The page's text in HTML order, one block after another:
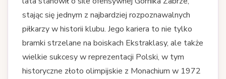
stając się jednym z najbardziej rozpoznawalnych
piłkarzy w historii klubu. Jego kariera to nie tylko
bramki strzelane na boiskach Ekstraklasy, ale także
wielkie sukcesy w reprezentacji Polski, w tym
historyczne złoto olimpijskie z Monachium w 1972